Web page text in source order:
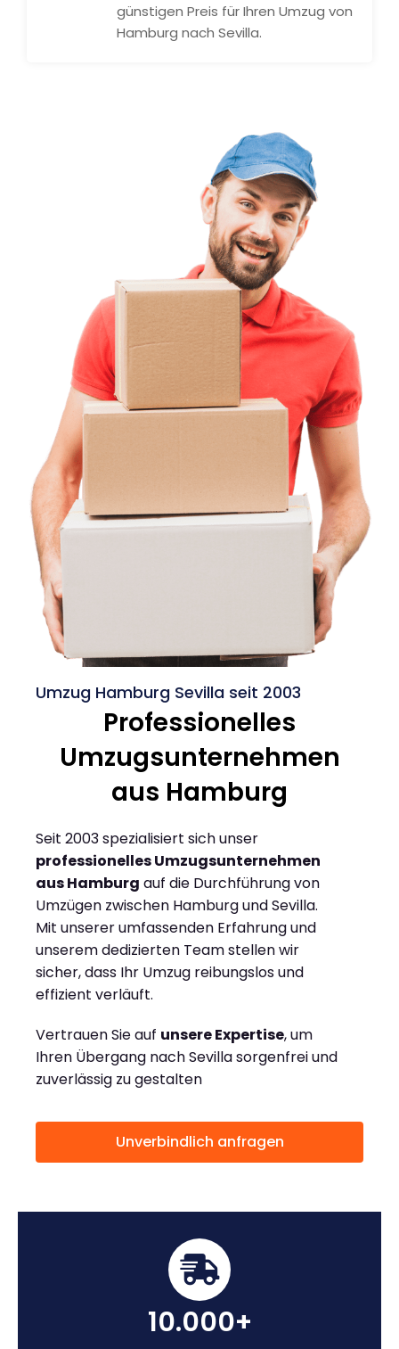
günstigen Preis für Ihren Umzug von
Hamburg nach Sevilla.
Umzug Hamburg Sevilla seit 2003
Professionelles
Umzugsunternehmen
aus Hamburg
Seit 2003 spezialisiert sich unser
professionelles Umzugsunternehmen
aus Hamburg auf die Durchführung von
Umzügen zwischen Hamburg und Sevilla.
Mit unserer umfassenden Erfahrung und
unserem dedizierten Team stellen wir
sicher, dass Ihr Umzug reibungslos und
effizient verläuft.
Vertrauen Sie auf unsere Expertise, um
Ihren Übergang nach Sevilla sorgenfrei und
zuverlässig zu gestalten
Unverbindlich anfragen
10.000+